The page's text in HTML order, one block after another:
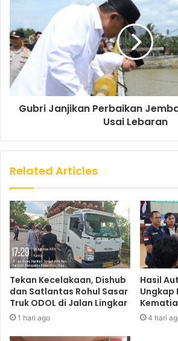
Gubri Janjikan Perbaikan
Usai Lebaran
Related Articles
Tekan Kecelakaan, Dishub
dan Satlantas Rohul Sasar
Truk ODOL di Jalan Lingkar
1 hari ago
Hasil
Ungkap
4 hari